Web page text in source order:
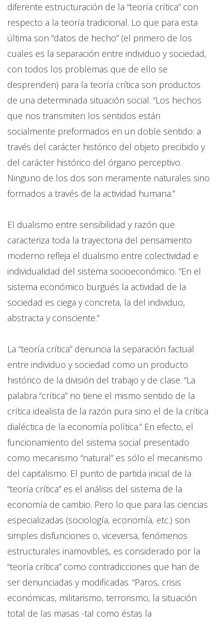
diferente estructuración de la “teoría crítica” con
respecto a la teoría tradicional. Lo que para esta
última son “datos de hecho” (el primero de los
cuales es la separación entre individuo y sociedad,
con todos los problemas que de ello se
desprenden) para la teoría crítica son productos
de una determinada situación social. “Los hechos
que nos transmiten los sentidos están
socialmente preformados en un doble sentido: a
través del carácter histórico del objeto precibido y
del carácter histórico del órgano perceptivo.
Ninguno de los dos son meramente naturales sino
formados a través de la actividad humana.”
El dualismo entre sensibilidad y razón que
caracteriza toda la trayectoria del pensamiento
moderno refleja el dualismo entre colectividad e
individualidad del sistema socioeconómico. “En el
sistema económico burgués la actividad de la
sociedad es ciega y concreta, la del individuo,
abstracta y consciente.”
La “teoría crítica” denuncia la separación factual
entre individuo y sociedad como un producto
histórico de la división del trabajo y de clase. “La
palabra “crítica” no tiene el mismo sentido de la
crítica idealista de la razón pura sino el de la crítica
dialéctica de la economía política.” En efecto, el
funcionamiento del sistema social presentado
como mecanismo “natural” es sólo el mecanismo
del capitalismo. El punto de partida inicial de la
“teoría crítica” es el análisis del sistema de la
economía de cambio. Pero lo que para las ciencias
especializadas (sociología, economía, etc.) son
simples disfunciones o, viceversa, fenómenos
estructurales inamovibles, es considerado por la
“teoría crítica” como contradicciones que han de
ser denunciadas y modificadas. “Paros, crisis
económicas, militarismo, terrorismo, la situación
total de las masas -tal como éstas la